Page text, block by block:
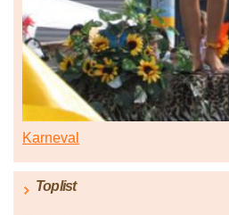
Karneval
Toplist